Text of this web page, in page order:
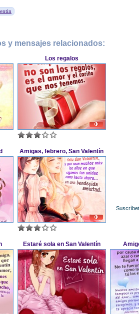
y mensajes relacionados:
Los regalos
Amigas, febrero, San Valentín
Estaré sola en San Valentín